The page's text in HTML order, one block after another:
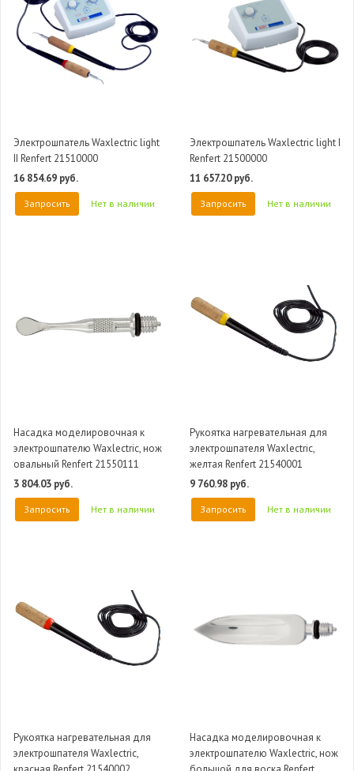
Электрошпатель Waxlectric light
II Renfert 21510000
16 854.69 руб.
Запросить Нет в наличии
Электрошпатель Waxlectric light I
Renfert 21500000
11 657.20 руб.
Запросить Нет в наличии
Насадка моделировочная к
электрошпателю Waxlectric, нож
овальный Renfert 21550111
3 804.03 руб.
Запросить Нет в наличии
Рукоятка нагревательная для
электрошпателя Waxlectric,
желтая Renfert 21540001
9 760.98 руб.
Запросить Нет в наличии
Рукоятка нагревательная для
электрошпателя Waxlectric,
Насадка моделировочная к
электрошпателю Waxlectric, нож